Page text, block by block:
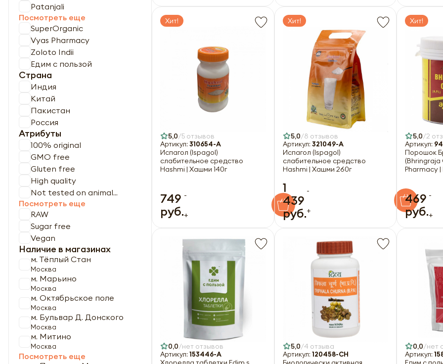
Patanjali
Посмотреть еще
SuperOrganic
Vyas Pharmacy
Zoloto Indii
Едим с пользой
Страна
Индия
Китай
Пакистан
Россия
Атрибуты
100% original
GMO free
Gluten free
High quality
Not tested on animal...
Посмотреть еще
RAW
Sugar free
Vegan
Наличие в магазинах
м. Тёплый Стан
Москва
м. Марьино
Москва
м. Октябрьское поле
Москва
м. Бульвар Д. Донского
Москва
м. Митино
Москва
Посмотреть еще
Хит!
5,0 5 отзывов
Артикул: 310654-A
Испагол (Ispagol)
слабительное средство
Hashmi | Хашми 140г
749
руб.
-
+
Хит!
5,0 8 отзывов
Артикул: 321049-A
Испагол (Ispagol)
слабительное средство
Hashmi | Хашми 260г
1
439
руб.
-
+
Хит!
5,0 2
Артикул:
Порошок
(Bhringraja
Pharmacy
469
руб.
-
+
0,0 нет отзывов
Артикул: 153446-A
5,0 4 отзыва
Артикул: 120458-CH
0,0 нет
Артикул: